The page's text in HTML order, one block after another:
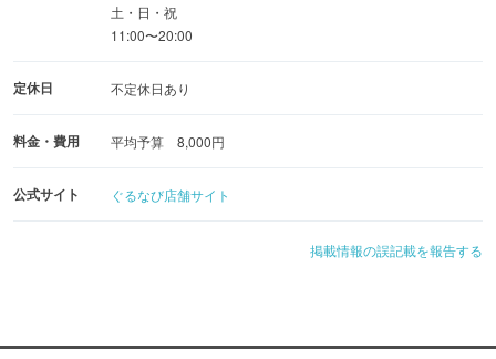
土・日・祝
11:00〜20:00
定休日 不定休日あり
料金・費用 平均予算 8,000円
公式サイト ぐるなび店舗サイト
掲載情報の誤記載を報告する